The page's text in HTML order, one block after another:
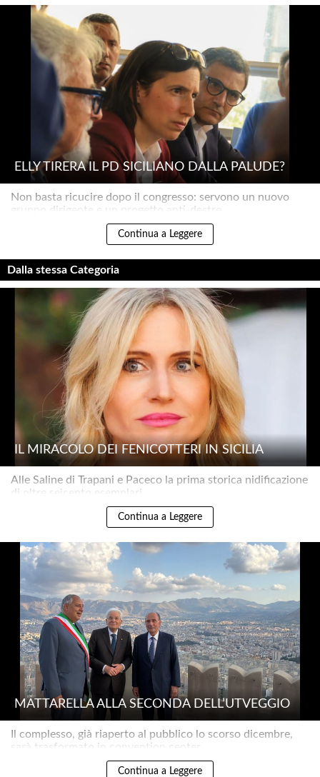
ELLY TIRERÀ IL PD SICILIANO DALLA PALUDE?
Non basta ricucire dopo il congresso: servono un nuovo
gruppo dirigente e un progetto anti-destre..
Continua a Leggere
Dalla stessa Categoria
IL MIRACOLO DEI FENICOTTERI IN SICILIA
Alle Saline di Trapani e Paceco la prima storica nidificazione
di oltre seicento esemplari..
Continua a Leggere
MATTARELLA ALLA SECONDA DELL’UTVEGGIO
Il complesso, già riaperto al pubblico lo scorso dicembre,
sarà trasformato in convention center..
Continua a Leggere